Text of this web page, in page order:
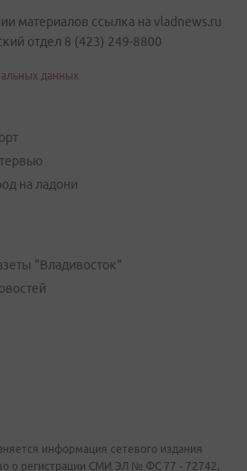
материалов ссылка на vladnews.ru
отдел 8 (423) 249-8800
данных
на ладони
"Владивосток"
информация сетевого издания
о регистрации СМИ ЭЛ № ФС 77 - 72742,